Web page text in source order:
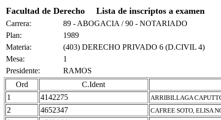
Facultad de Derecho Lista de inscriptos a examen
Carrera:
89 - ABOGACIA / 90 - NOTARIADO
Plan:
1989
Materia:
(403) DERECHO PRIVADO 6 (D.CIVIL 4)
Mesa:
1
Presidente:
RAMOS
Ord
C.Ident
1
4142275 ARRIBILLAGA
2 4652347 CAFREE SOTO, ELISA